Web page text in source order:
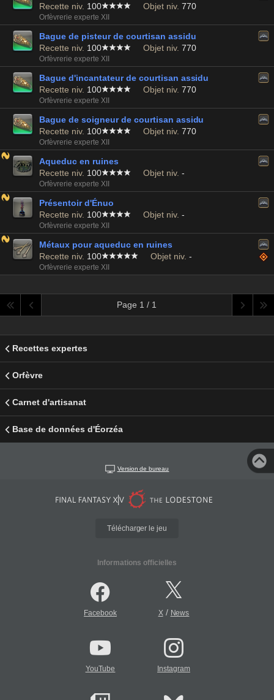
Recette niv. 100 Objet niv. 770
Orfèvrerie experte XII
Bague de pisteur de courtisan assidu
Recette niv. 100 Objet niv. 770
Orfèvrerie experte XII
Bague d'incantateur de courtisan assidu
Recette niv. 100 Objet niv. 770
Orfèvrerie experte XII
Bague de soigneur de courtisan assidu
Recette niv. 100 Objet niv. 770
Orfèvrerie experte XII
Aqueduc en ruines
Recette niv. 100 Objet niv. -
Orfèvrerie experte XII
Présentoir d'Énuo
Recette niv. 100 Objet niv. -
Orfèvrerie experte XII
Métaux pour aqueduc en ruines
Recette niv. 100 Objet niv. -
Orfèvrerie experte XII
Page 1 / 1
Recettes expertes
Orfèvre
Carnet d'artisanat
Base de données d'Éorzéa
Version de bureau
Télécharger le jeu
Informations officielles
Facebook X/ News
YouTube Instagram